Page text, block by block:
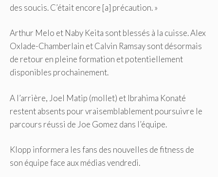
des soucis. C’était encore [a] précaution. »
Arthur Melo et Naby Keita sont blessés à la cuisse. Alex
Oxlade-Chamberlain et Calvin Ramsay sont désormais
de retour en pleine formation et potentiellement
disponibles prochainement.
A l’arrière, Joel Matip (mollet) et Ibrahima Konaté
restent absents pour vraisemblablement poursuivre le
parcours réussi de Joe Gomez dans l’équipe.
Klopp informera les fans des nouvelles de fitness de
son équipe face aux médias vendredi.